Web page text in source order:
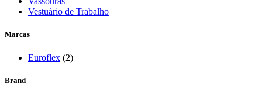
Vestuário de Trabalho
Marcas
Euroflex (2)
Brand